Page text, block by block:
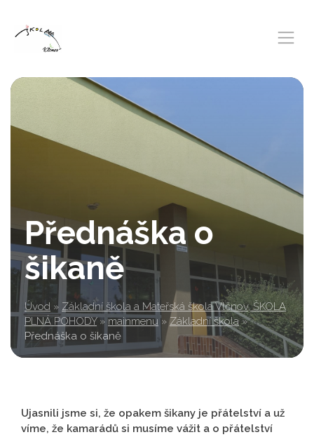
Přednáška o
šikaně
Úvod » Základní škola a Mateřská škola Vlčnov, ŠKOLA
PLNÁ POHODY » mainmenu » Základní škola »
Přednáška o šikaně
Ujasnili jsme si, že opakem šikany je přátelství a už
víme, že kamarádů si musíme vážit a o přátelství